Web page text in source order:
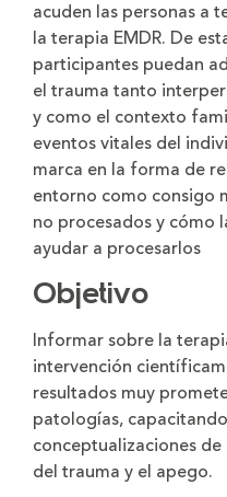
acuden las personas a
la terapia EMDR. De
participantes puedan
el trauma tanto
y como el contexto
eventos vitales del
marca en la forma de
entorno como consigo
no procesados y cómo
ayudar a procesarlos
Objetivo
Informar sobre la
intervención
resultados muy
patologías,
conceptualizaciones
del trauma y el apego.